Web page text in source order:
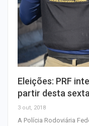
Eleições: PRF
partir desta
3 out, 2018
A Polícia Rodoviária